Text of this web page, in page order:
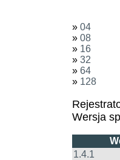
» 04
» 08
» 16
» 32
» 64
» 128
Wersja
1.4.1